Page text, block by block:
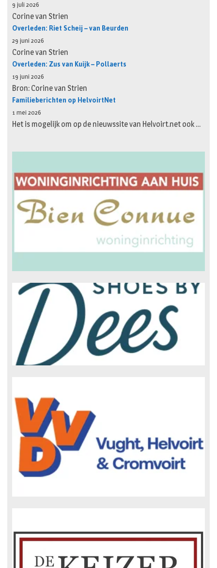
9 juli 2026
Corine van Strien
Overleden: Riet Scheij – van Beurden
29 juni 2026
Corine van Strien
Overleden: Zus van Kuijk – Pollaerts
19 juni 2026
Bron: Corine van Strien
Familieberichten op HelvoirtNet
1 mei 2026
Het is mogelijk om op de nieuwssite van Helvoirt.net ook …